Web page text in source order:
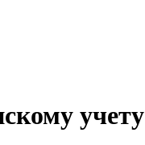
учету